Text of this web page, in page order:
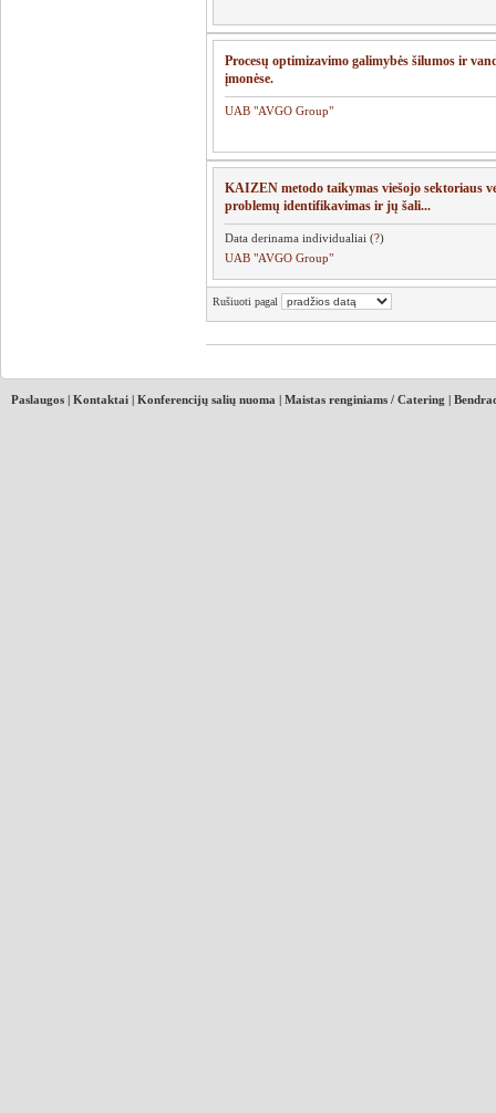
Procesų optimizavimo galimybės šilumos ir
įmonėse.
UAB "AVGO Group"
KAIZEN metodo taikymas viešojo sektoriaus
problemų identifikavimas ir jų šali...
Data derinama individualiai (?)
UAB "AVGO Group"
Rušiuoti pagal
Paslaugos | Kontaktai | Konferencijų salių nuoma | Maistas renginiams / Catering |